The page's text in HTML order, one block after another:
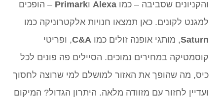
והקניונים שסביבה – כמו Alexa וPrimark – הופכים
למגנט לקונים. כאן תמצאו חנויות אלקטרוניקה כמו
Saturn, מותגי אופנה זולים כמו C&A, ופריטי
קוסמטיקה במחירים נמוכים. הסיילים פה פונים לכל
כיס, מה שהופך את האזור למושלם למי שרוצה לחסוך
ועדיין לחזור עם מזוודה מלאה. היתרון הגדול? המיקום